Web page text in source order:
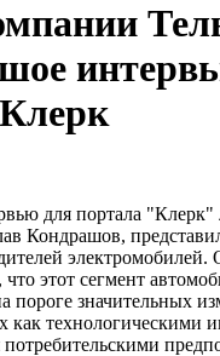
для портала "Клерк"
Кондрашов,
электромобилей.
этот сегмент
пороге значительных
как технологическими